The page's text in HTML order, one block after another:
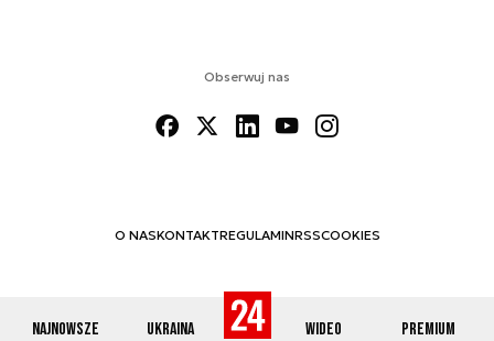
Najnowsze Ukraina Wideo Premium
Obserwuj nas
O NASKONTAKTREGULAMINRSSCOOKIES
© 2012-2026 DEFENCE24